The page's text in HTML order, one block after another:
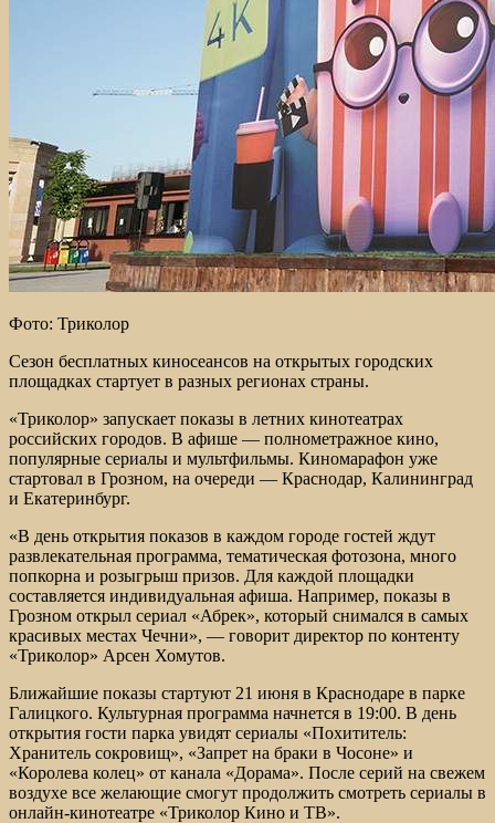
Фото: Триколор
Сезон бесплатных киносеансов на открытых городских
площадках стартует в разных регионах страны.
«Триколор» запускает показы в летних кинотеатрах
российских городов. В афише — полнометражное кино,
популярные сериалы и мультфильмы. Киномарафон уже
стартовал в Грозном, на очереди — Краснодар, Калининград
и Екатеринбург.
«В день открытия показов в каждом городе гостей ждут
развлекательная программа, тематическая фотозона, много
попкорна и розыгрыш призов. Для каждой площадки
составляется индивидуальная афиша. Например, показы в
Грозном открыл сериал «Абрек», который снимался в самых
красивых местах Чечни», — говорит директор по контенту
«Триколор» Арсен Хомутов.
Ближайшие показы стартуют 21 июня в Краснодаре в парке
Галицкого. Культурная программа начнется в 19:00. В день
открытия гости парка увидят сериалы «Похититель:
Хранитель сокровищ», «Запрет на браки в Чосоне» и
«Королева колец» от канала «Дорама». После серий на свежем
воздухе все желающие смогут продолжить смотреть сериалы в
онлайн-кинотеатре «Триколор Кино и ТВ».